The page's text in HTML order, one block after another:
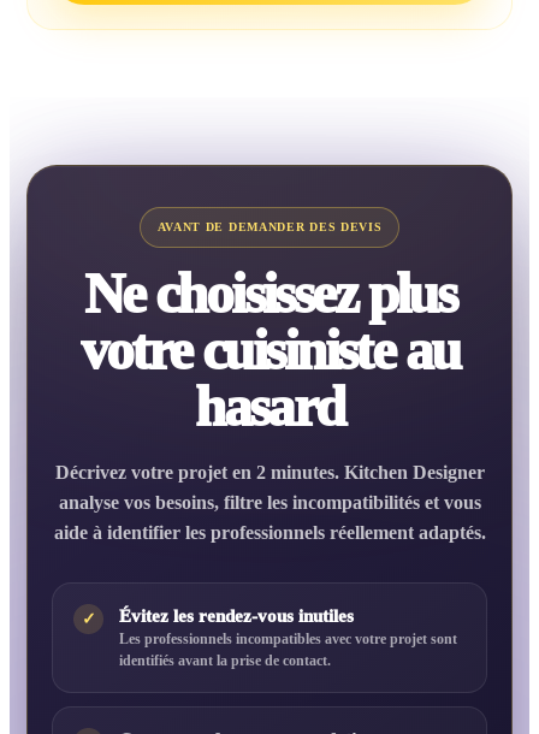
AVANT DE DEMANDER DES DEVIS
Ne choisissez plus
votre cuisiniste au
hasard
Décrivez votre projet en 2 minutes. Kitchen Designer
analyse vos besoins, filtre les incompatibilités et vous
aide à identifier les professionnels réellement adaptés.
✓ Évitez les rendez-vous inutiles
Les professionnels incompatibles avec votre projet sont
identifiés avant la prise de contact.